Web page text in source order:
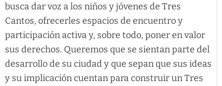
busca dar voz a los niños y jóvenes de Tres
Cantos, ofrecerles espacios de encuentro y
participación activa y, sobre todo, poner en valor
sus derechos. Queremos que se sientan parte del
desarrollo de su ciudad y que sepan que sus ideas
y su implicación cuentan para construir un Tres